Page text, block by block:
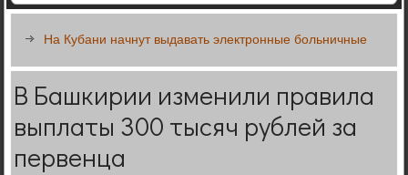
На Кубани начнут выдавать электронные больничные
В Башкирии изменили правила
выплаты 300 тысяч рублей за
первенца